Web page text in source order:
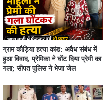
ग्राम कौड़िया हत्या कांड: अवैध संबंध में
हुआ विवाद, प्रेमिका ने घोंट दिया प्रेमी का
गला; सीपत पुलिस ने भेजा जेल